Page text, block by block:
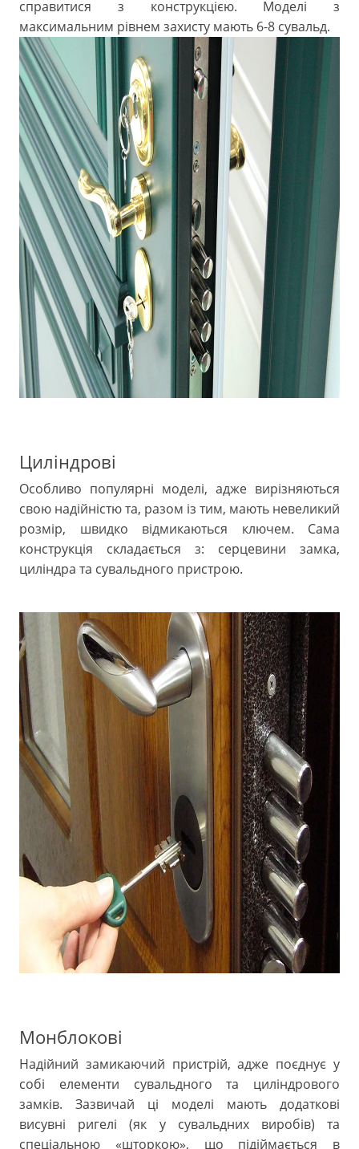
справитися з конструкцією. Моделі з
максимальним рівнем захисту мають 6-8 сувальд.
Циліндрові
Особливо популярні моделі, адже вирізняються
свою надійністю та, разом із тим, мають невеликий
розмір, швидко відмикаються ключем. Сама
конструкція складається з: серцевини замка,
циліндра та сувальдного пристрою.
Монблокові
Надійний замикаючий пристрій, адже поєднує у
собі елементи сувальдного та циліндрового
замків. Зазвичай ці моделі мають додаткові
висувні ригелі (як у сувальдних виробів) та
спеціальною «шторкою», що підіймається в